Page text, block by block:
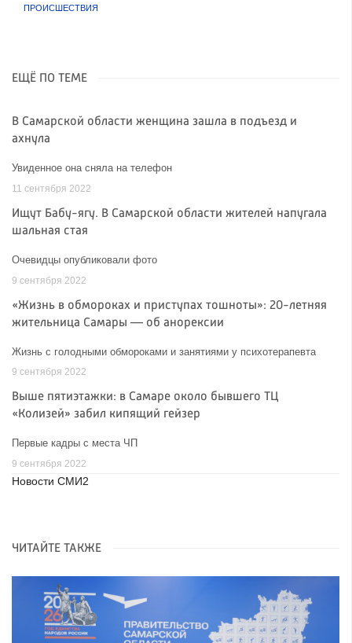
ПРОИСШЕСТВИЯ
ЕЩЁ ПО ТЕМЕ
В Самарской области женщина зашла в подъезд и
ахнула
Увиденное она сняла на телефон
11 сентября 2022
Ищут Бабу-ягу. В Самарской области жителей напугала
шальная стая
Очевидцы опубликовали фото
9 сентября 2022
«Жизнь в обмороках и приступах тошноты»: 20-летняя
жительница Самары — об анорексии
Жизнь с голодными обмороками и занятиями у психотерапевта
9 сентября 2022
Выше пятиэтажки: в Самаре около бывшего ТЦ
«Колизей» забил кипящий гейзер
Первые кадры с места ЧП
9 сентября 2022
Новости СМИ2
ЧИТАЙТЕ ТАКЖЕ